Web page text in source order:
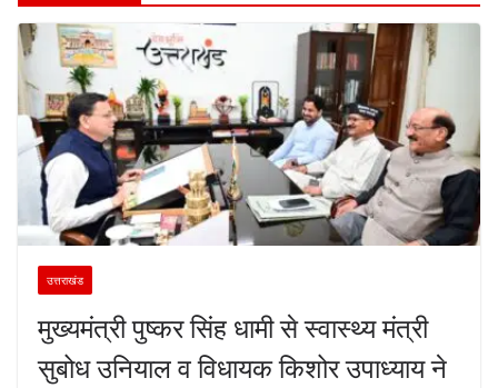
उत्तराखंड
मुख्यमंत्री पुष्कर सिंह धामी से स्वास्थ्य मंत्री
सुबोध उनियाल व विधायक किशोर उपाध्याय ने